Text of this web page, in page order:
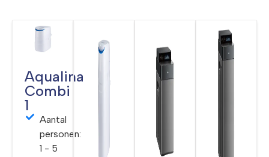
Aqualina
Combi
1
Aantal
personen:
1 - 5